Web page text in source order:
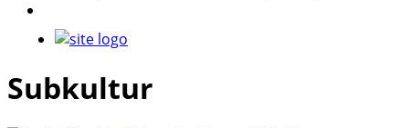
Subkultur